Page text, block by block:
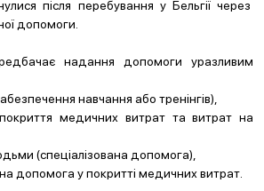
після перебування у Бельгії через
допомоги.
надання допомоги уразливим
навчання або тренінгів),
медичних витрат та витрат на
(спеціалізована допомога),
допомога у покритті медичних витрат.